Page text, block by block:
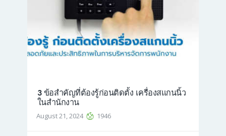
3 ข้อสำคัญที่ต้องรู้ก่อนติดตั้ง เครื่องสแกนนิ้ว
ในสำนักงาน
August 21, 2024 1946